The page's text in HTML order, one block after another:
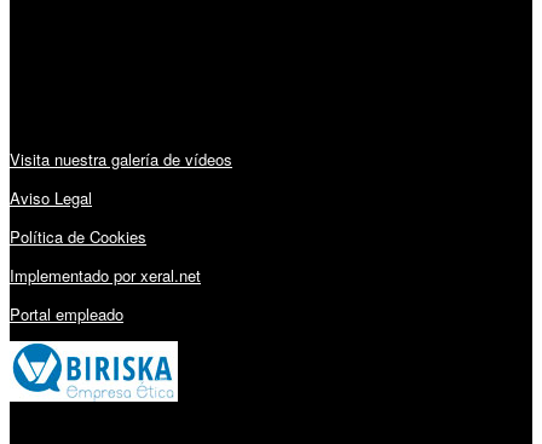
Visita nuestra galería de vídeos
Aviso Legal
Política de Cookies
Implementado por xeral.net
Portal empleado